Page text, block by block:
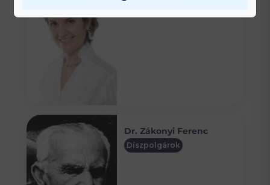
Dr. Zákonyi Ferenc
Díszpolgárok